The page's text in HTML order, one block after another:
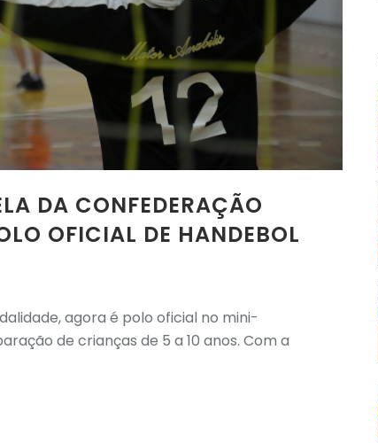
DA CONFEDERAÇÃO
OFICIAL DE HANDEBOL
agora é polo oficial no mini-
de crianças de 5 a 10 anos. Com a